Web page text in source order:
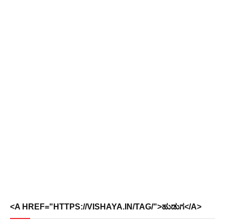
<A HREF="HTTPS://VISHAYA.IN/TAG/">ಹುಡುಗ</A>